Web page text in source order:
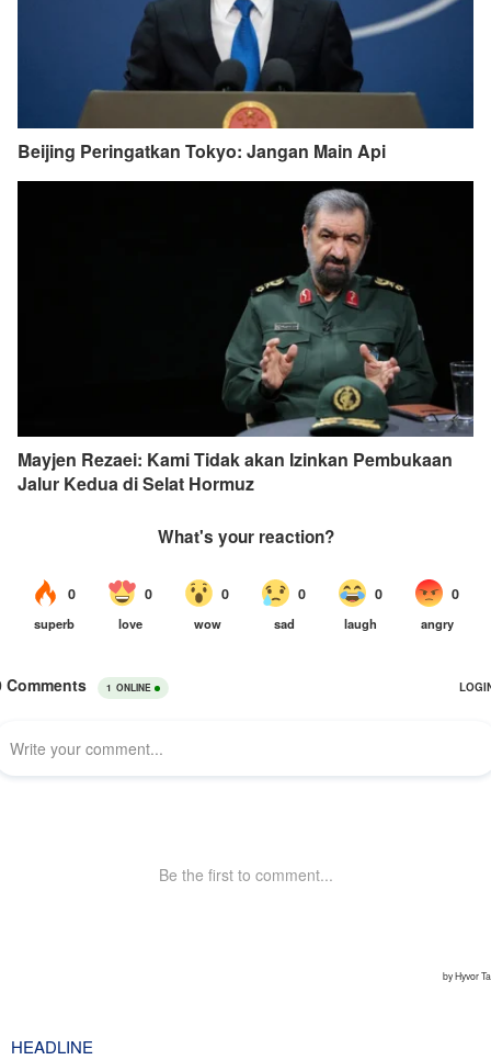
Beijing Peringatkan Tokyo: Jangan Main Api
Mayjen Rezaei: Kami Tidak akan Izinkan Pembukaan
Jalur Kedua di Selat Hormuz
HEADLINE